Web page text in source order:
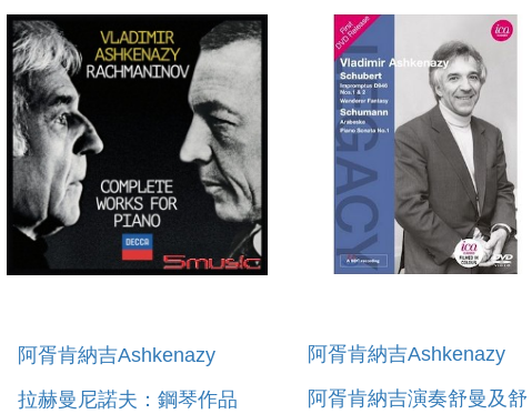
阿胥肯納吉Ashkenazy
拉赫曼尼諾夫：鋼琴作品
阿胥肯納吉Ashkenazy
阿胥肯納吉演奏舒曼及舒